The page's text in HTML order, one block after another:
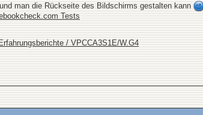
man die Rückseite des Bildschirms gestalten kann
Tests
/ VPCCA3S1E/W.G4